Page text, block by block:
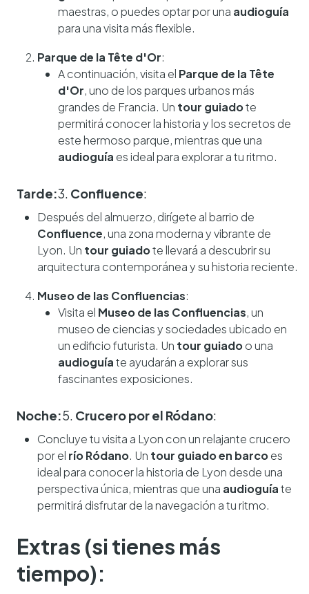
maestras, o puedes optar por una audioguía
para una visita más flexible.
Parque de la Tête d'Or:
A continuación, visita el Parque de la Tête
d'Or, uno de los parques urbanos más
grandes de Francia. Un tour guiadote
permitirá conocer la historia y los secretos de
este hermoso parque, mientras que una
audioguía es ideal para explorar a tu ritmo.
Tarde:3. Confluence:
Después del almuerzo, dirígete al barrio de
Confluence, una zona moderna y vibrante de
Lyon. Un tour guiadote llevará a descubrir su
arquitectura contemporánea y su historia reciente.
Museo de las Confluencias:
Visita el Museo de las Confluencias, un
museo de ciencias y sociedades ubicado en
un edificio futurista. Un tour guiadoo una
audioguíate ayudarán a explorar sus
fascinantes exposiciones.
Noche:5. Crucero por el Ródano:
Concluye tu visita a Lyon con un relajante crucero
por el río Ródano. Un tour guiado en barcoes
ideal para conocer la historia de Lyon desde una
perspectiva única, mientras que una audioguíate
permitirá disfrutar de la navegación a tu ritmo.
Extras (si tienes más
tiempo):